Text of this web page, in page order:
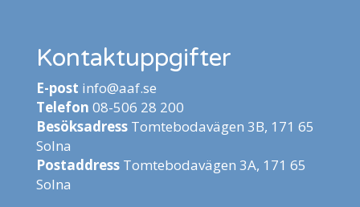
Kontaktuppgifter
E-post info@aaf.se
Telefon 08-506 28 200
Besöksadress Tomtebodavägen 3B, 171 65
Solna
Postaddress Tomtebodavägen 3A, 171 65
Solna